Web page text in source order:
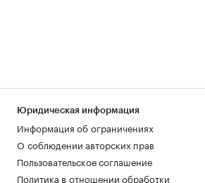
Юридическая информация
Информация об ограничениях
О соблюдении авторских прав
Пользовательское соглашение
Политика в отношении обработки